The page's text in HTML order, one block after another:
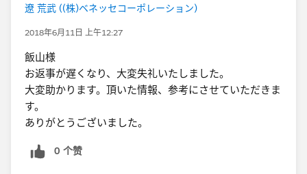
遼 荒武 ((株)ベネッセコーポレーション)
2018年6月11日 上午12:27
飯山様
お返事が遅くなり、大変失礼いたしました。
大変助かります。頂いた情報、参考にさせていただきま
す。
ありがとうございました。
0 个赞